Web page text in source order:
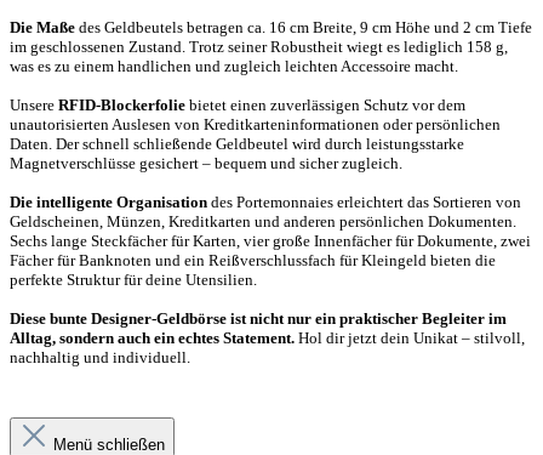
Die Maße des Geldbeutels betragen ca. 16 cm Breite, 9 cm Höhe und 2 cm Tiefe
im geschlossenen Zustand. Trotz seiner Robustheit wiegt es lediglich 158 g,
was es zu einem handlichen und zugleich leichten Accessoire macht.
Unsere RFID-Blockerfolie bietet einen zuverlässigen Schutz vor dem
unautorisierten Auslesen von Kreditkarteninformationen oder persönlichen
Daten. Der schnell schließende Geldbeutel wird durch leistungsstarke
Magnetverschlüsse gesichert – bequem und sicher zugleich.
Die intelligente Organisation des Portemonnaies erleichtert das Sortieren von
Geldscheinen, Münzen, Kreditkarten und anderen persönlichen Dokumenten.
Sechs lange Steckfächer für Karten, vier große Innenfächer für Dokumente, zwei
Fächer für Banknoten und ein Reißverschlussfach für Kleingeld bieten die
perfekte Struktur für deine Utensilien.
Diese bunte Designer-Geldbörse ist nicht nur ein praktischer Begleiter im
Alltag, sondern auch ein echtes Statement. Hol dir jetzt dein Unikat – stilvoll,
nachhaltig und individuell.
Menü schließen